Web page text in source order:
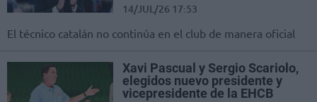
14/JUL/26 17:53
El técnico catalán no continúa en el club de manera oficial
Xavi Pascual y Sergio Scariolo,
elegidos nuevo presidente y
vicepresidente de la EHCB